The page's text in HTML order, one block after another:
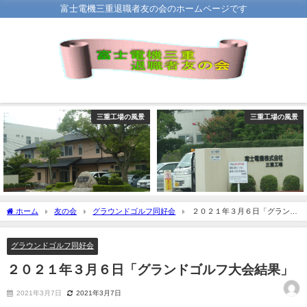
富士電機三重退職者友の会のホームページです
三重工場の風景 三重工場の風景
ホーム 友の会 グラウンドゴルフ同好会
２０２１年３月６日「グランド
ゴルフ大会結果」
グラウンドゴルフ同好会
２０２１年３月６日「グランドゴルフ大会結果」
2021年3月7日 2021年3月7日